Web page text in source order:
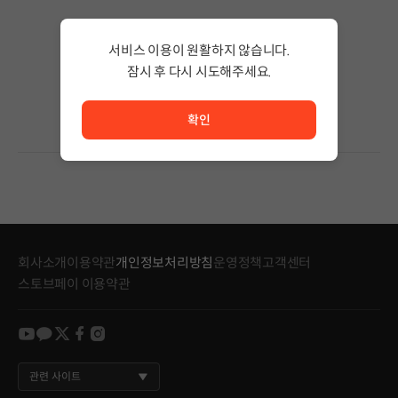
검색어의 단어 수를 줄이거나 필터조건을 변경하세요.
회사소개이용약관개인정보처리방침 운영정책고객센터
스토브페이 이용약관
youtube
kakao
twitter
facebook
instagram
관련 사이트
서비스 이용이 원활하지 않습니다.
잠시 후 다시 시도해주세요.
확인